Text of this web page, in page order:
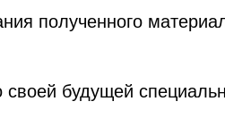
полученного
будущей